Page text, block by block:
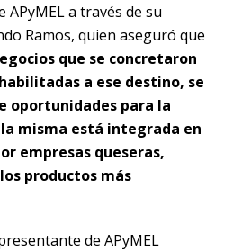
APyMEL a través de su
Ramos, quien aseguró que
que se concretaron
a ese destino, se
oportunidades para la
misma está integrada en
empresas queseras,
productos más
de APyMEL